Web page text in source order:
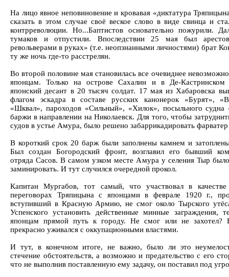
На лицо явное неповиновение и кровавая «диктатура
сказать в этом случае своё веское слово в виде свинца и
контрреволюции. Но...Баптистов основательно пожурили.
тумаков и отпустили. Впоследствии 25 мая был
револьверами в руках» (т.е. неопзнанными личностями) брат
ту же ночь где-то расстрелян.
Во второй половине мая становилась все очевиднее
японцам. Только на острове Сахалин и в Де-Кастринском
японский десант в 20 тысяч солдат. 17 мая из Хабаровска
флагом эскадра в составе русских канонерок «Бурят»,
«Шквал», пароходов «Сильный», «Хилок», посыльного судна
баржи в направлении на Николаевск. Для того, чтобы
судов в устье Амура, было решено забаррикадировать
В короткий срок 20 барж были заполнены камнем и
Был создан Богородский фронт, возглавил его бывший
отряда Сасов. В самом узком месте Амура у селения Тыр
заминировать. И тут случился очередной прокол.
Капитан Мургабов, тот самый, что участвовал в качестве
переговорах Тряпицына с японцами в феврале 1920 г.,
вступивший в Красную Армию, не смог около Тырского
Успенского установить действенные минные заграждения,
японцам прямой путь к городу. Не смог или не захотел?
прекрасно уживался с оккупационными властями.
И тут, в конечном итоге, не важно, было ли это
стечение обстоятельств, а возможно и предательство с его
что не выполнив поставленную ему задачу, он поставил под